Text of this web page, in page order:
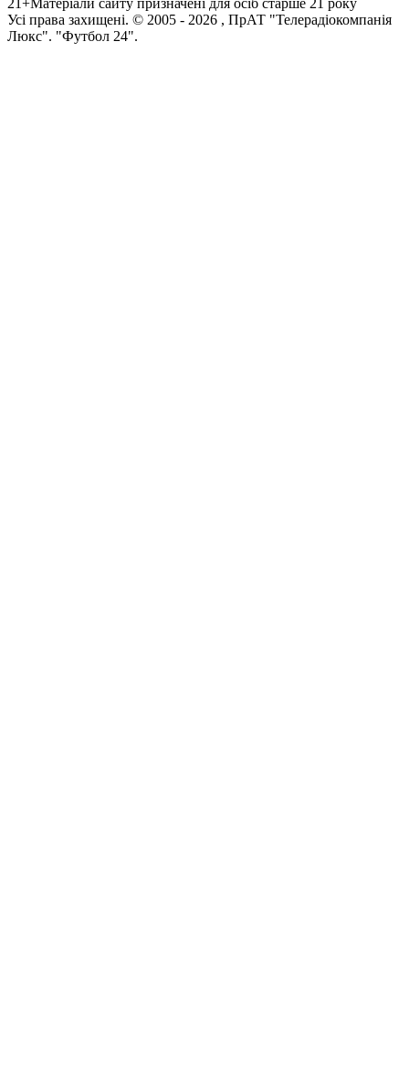
21+Матеріали сайту призначені для осіб старше 21 року
Усi права захищенi. © 2005 - 2026 , ПрАТ "Телерадіокомпанія
Люкс". "Футбол 24".